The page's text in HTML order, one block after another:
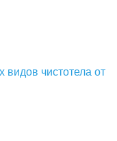
чистотела от